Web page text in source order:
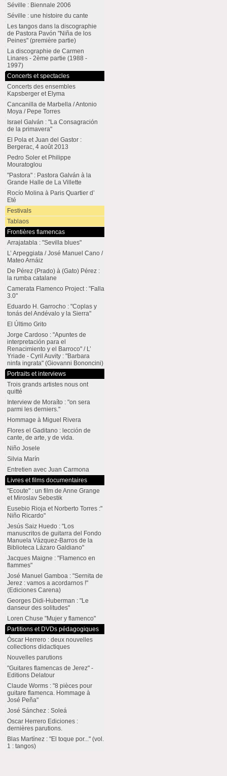
Séville : Biennale 2006
Séville : une histoire du cante
Les tangos dans la discographie
de Pastora Pavón "Niña de los
Peines" (première partie)
La discographie de Carmen
Linares - 2ème partie (1988 -
1997)
Concerts et spectacles
Concerts des ensembles
Kapsberger et Elyma
Cancanilla de Marbella / Antonio
Moya / Pepe Torres
Israel Galván : "La Consagración
de la primavera"
El Pola et Juan del Gastor :
Bergerac, 4 août 2013
Pedro Soler et Philippe
Mouratoglou
"Pastora" : Pastora Galván à la
Grande Halle de La Villette
Rocío Molina à Paris Quartier d’
Eté
Festivals
Tablaos
Frontières flamencas
Arrajatabla : "Sevilla blues"
L’ Arpeggiata / José Manuel Cano /
Mateo Arnáiz
De Pérez (Prado) à (Gato) Pérez :
la rumba catalane
Camerata Flamenco Project : "Falla
3.0"
Eduardo H. Garrocho : "Coplas y
tonás del Andévalo y la Sierra"
El Último Grito
Jorge Cardoso : "Apuntes de
interpretación para el
Renacimiento y el Barroco" / L’
Yriade - Cyril Auvity : "Barbara
ninfa ingrata" (Giovanni Bononcini)
Portraits et interviews
Trois grands artistes nous ont
quitté
Interview de Moraíto : "on sera
parmi les derniers."
Hommage à Miguel Rivera
Flores el Gaditano : lección de
cante, de arte, y de vida.
Niño Josele
Silvia Marín
Entretien avec Juan Carmona
Livres et films documentaires
"Ecoute" : un film de Anne Grange
et Miroslav Sebestik
Eusebio Rioja et Norberto Torres :"
Niño Ricardo"
Jesús Saiz Huedo : "Los
manuscritos de guitarra del Fondo
Manuela Vázquez-Barros de la
Biblioteca Lázaro Galdiano"
Jacques Maigne : "Flamenco en
flammes"
José Manuel Gamboa : "Sernita de
Jerez : vamos a acordarnos !"
(Ediciones Carena)
Georges Didi-Huberman : "Le
danseur des solitudes"
Loren Chuse "Mujer y flamenco"
Partitions et DVDs pédagogiques
Óscar Herrero : deux nouvelles
collections didactiques
Nouvelles parutions
"Guitares flamencas de Jerez" -
Editions Delatour
Claude Worms : "8 pièces pour
guitare flamenca. Hommage à
José Peña"
José Sánchez : Soleá
Oscar Herrero Ediciones :
dernières parutions.
Blas Martínez : "El toque por..." (vol.
1 : tangos)